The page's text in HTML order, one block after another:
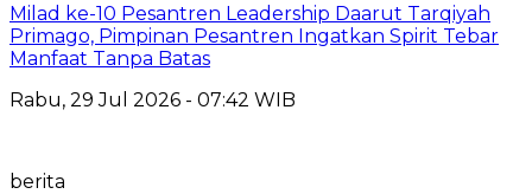
Milad ke-10 Pesantren Leadership Daarut Tarqiyah
Primago, Pimpinan Pesantren Ingatkan Spirit Tebar
Manfaat Tanpa Batas
Rabu, 29 Jul 2026 - 07:42 WIB
berita